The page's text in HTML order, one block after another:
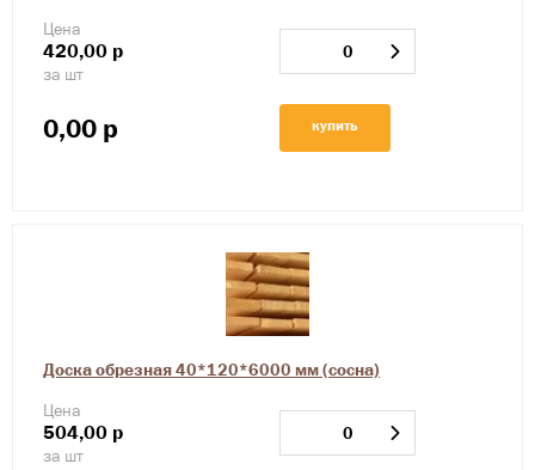
Цена
420,00 р
за шт
0,00 р купить
Доска обрезная 40*120*6000 мм (сосна)
Цена
504,00 р
за шт